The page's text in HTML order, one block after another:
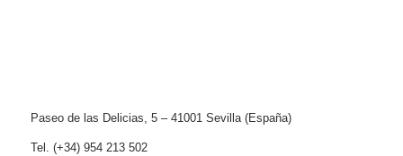
Paseo de las Delicias, 5 – 41001 Sevilla (España)
Tel. (+34) 954 213 502